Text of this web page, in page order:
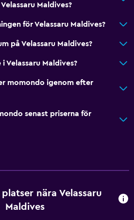
Maldives?
för Velassaru Maldives?
på Velassaru Maldives?
Velassaru Maldives?
momondo igenom efter
senast priserna för
nära Velassaru
Maldives